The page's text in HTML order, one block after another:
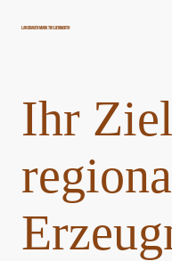
LandrauenMarkt Ihlienworth
Ihr